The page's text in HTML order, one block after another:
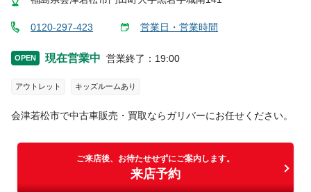
0120-297-423 営業日・営業時間
OPEN 現在営業中 営業終了 ： 19:00
アウトレット キッズルームあり
会津若松市で中古車販売・買取ならガリバーにお任せください。
ご来店後、お待たせせずにご案内します。
来店予約